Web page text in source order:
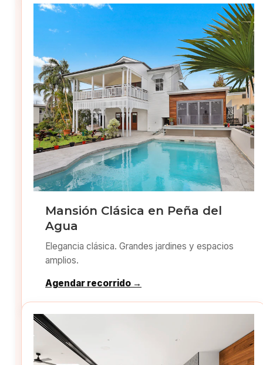
Mansión Clásica en Peña del
Agua
Elegancia clásica. Grandes jardines y espacios
amplios.
Agendar recorrido →